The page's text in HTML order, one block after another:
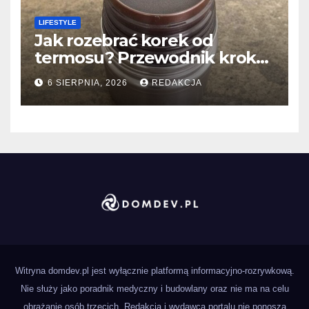
LIFESTYLE
Jak rozebrać korek od
termosu? Przewodnik krok
po kroku
6 SIERPNIA, 2026 REDAKCJA
Witryna domdev.pl jest wyłącznie platformą informacyjno-rozrywkową.
Nie służy jako poradnik medyczny i budowlany oraz nie ma na celu
obrażanie osób trzecich. Redakcja i wydawca portalu nie ponoszą